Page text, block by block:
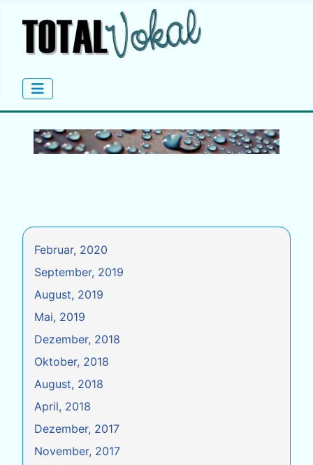
Februar, 2020
September, 2019
August, 2019
Mai, 2019
Dezember, 2018
Oktober, 2018
August, 2018
April, 2018
Dezember, 2017
November, 2017